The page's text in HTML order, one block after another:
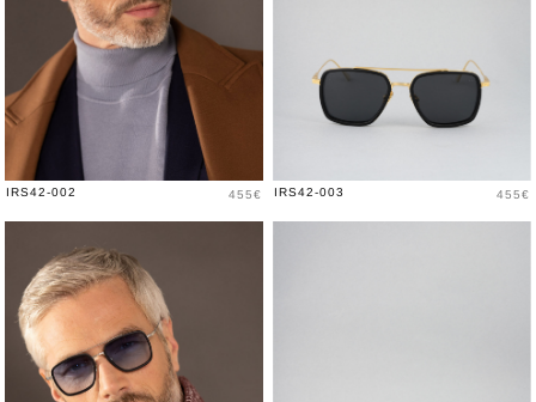
IRS42-002 Price
455€ IRS42-003 Price
455€